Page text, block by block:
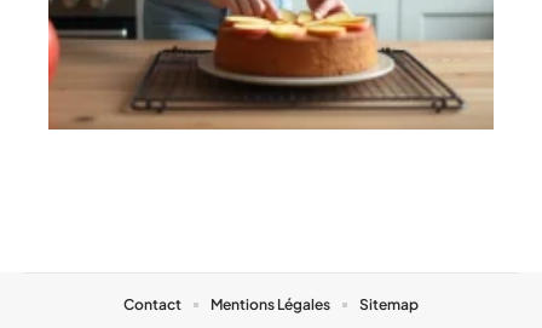
Contact Mentions Légales Sitemap